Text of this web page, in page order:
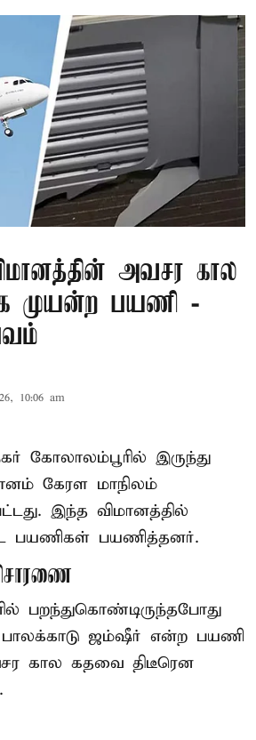
அவசர கால
முயன்ற பயணி -
10:06 am
கோலாலம்பூரில் இருந்து
கேரள மாநிலம்
இந்த விமானத்தில்
பயணிகள் பயணித்தனர்.
பறந்துகொண்டிருந்தபோது
ஜம்ஷீர் என்ற பயணி
கால கதவை திடீரென